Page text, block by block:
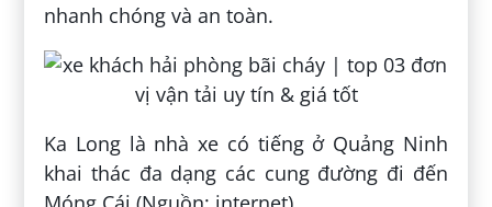
nhanh chóng và an toàn.
Ka Long là nhà xe có tiếng ở Quảng Ninh
khai thác đa dạng các cung đường đi đến